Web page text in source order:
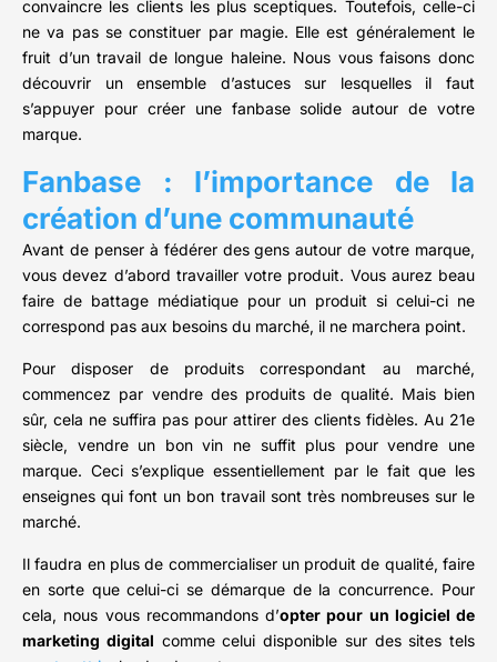
convaincre les clients les plus sceptiques. Toutefois, celle-ci
ne va pas se constituer par magie. Elle est généralement le
fruit d’un travail de longue haleine. Nous vous faisons donc
découvrir un ensemble d’astuces sur lesquelles il faut
s’appuyer pour créer une fanbase solide autour de votre
marque.
Fanbase : l’importance de la
création d’une communauté
Avant de penser à fédérer des gens autour de votre marque,
vous devez d’abord travailler votre produit. Vous aurez beau
faire de battage médiatique pour un produit si celui-ci ne
correspond pas aux besoins du marché, il ne marchera point.
Pour disposer de produits correspondant au marché,
commencez par vendre des produits de qualité. Mais bien
sûr, cela ne suffira pas pour attirer des clients fidèles. Au 21e
siècle, vendre un bon vin ne suffit plus pour vendre une
marque. Ceci s’explique essentiellement par le fait que les
enseignes qui font un bon travail sont très nombreuses sur le
marché.
Il faudra en plus de commercialiser un produit de qualité, faire
en sorte que celui-ci se démarque de la concurrence. Pour
cela, nous vous recommandons d’opter pour un logiciel de
marketing digital comme celui disponible sur des sites tels